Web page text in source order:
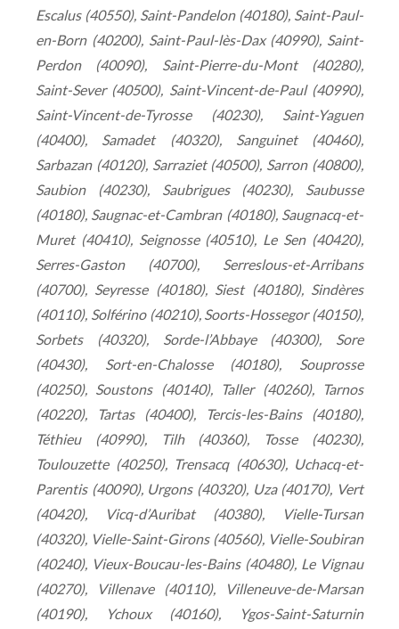
Escalus (40550), Saint-Pandelon (40180), Saint-Paul-
en-Born (40200), Saint-Paul-lès-Dax (40990), Saint-
Perdon (40090), Saint-Pierre-du-Mont (40280),
Saint-Sever (40500), Saint-Vincent-de-Paul (40990),
Saint-Vincent-de-Tyrosse (40230), Saint-Yaguen
(40400), Samadet (40320), Sanguinet (40460),
Sarbazan (40120), Sarraziet (40500), Sarron (40800),
Saubion (40230), Saubrigues (40230), Saubusse
(40180), Saugnac-et-Cambran (40180), Saugnacq-et-
Muret (40410), Seignosse (40510), Le Sen (40420),
Serres-Gaston (40700), Serreslous-et-Arribans
(40700), Seyresse (40180), Siest (40180), Sindères
(40110), Solférino (40210), Soorts-Hossegor (40150),
Sorbets (40320), Sorde-l’Abbaye (40300), Sore
(40430), Sort-en-Chalosse (40180), Souprosse
(40250), Soustons (40140), Taller (40260), Tarnos
(40220), Tartas (40400), Tercis-les-Bains (40180),
Téthieu (40990), Tilh (40360), Tosse (40230),
Toulouzette (40250), Trensacq (40630), Uchacq-et-
Parentis (40090), Urgons (40320), Uza (40170), Vert
(40420), Vicq-d’Auribat (40380), Vielle-Tursan
(40320), Vielle-Saint-Girons (40560), Vielle-Soubiran
(40240), Vieux-Boucau-les-Bains (40480), Le Vignau
(40270), Villenave (40110), Villeneuve-de-Marsan
(40190), Ychoux (40160), Ygos-Saint-Saturnin